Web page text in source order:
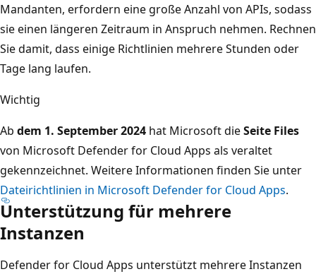
Mandanten, erfordern eine große Anzahl von APIs, sodass
sie einen längeren Zeitraum in Anspruch nehmen. Rechnen
Sie damit, dass einige Richtlinien mehrere Stunden oder
Tage lang laufen.
Wichtig
Ab dem 1. September 2024 hat Microsoft dieSeite Files
von Microsoft Defender for Cloud Apps als veraltet
gekennzeichnet. Weitere Informationen finden Sie unter
Dateirichtlinien in Microsoft Defender for Cloud Apps.
Unterstützung für mehrere
Instanzen
Defender for Cloud Apps unterstützt mehrere Instanzen